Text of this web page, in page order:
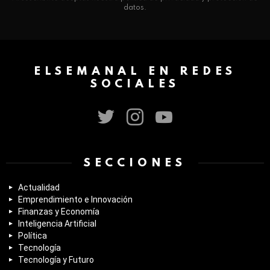
datos.
ELSEMANAL EN REDES
SOCIALES
SECCIONES
Actualidad
Emprendimiento e Innovación
Finanzas y Economía
Inteligencia Artificial
Política
Tecnología
Tecnología y Futuro